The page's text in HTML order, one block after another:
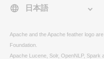
Apache and the Apache feather logo
Foundation.
Apache Lucene, Solr, OpenNLP,